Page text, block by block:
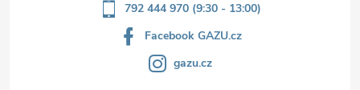
792 444 970 (9:30 - 13:00)
Facebook GAZU.cz
gazu.cz